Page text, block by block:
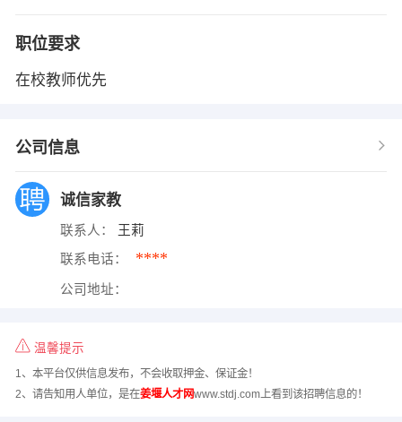
职位要求
在校教师优先
公司信息
诚信家教
联系人： 王莉
联系电话： ****
公司地址：
温馨提示
1、本平台仅供信息发布，不会收取押金、保证金！
2、请告知用人单位，是在姜堰人才网www.stdj.com上看到该招聘信息的！